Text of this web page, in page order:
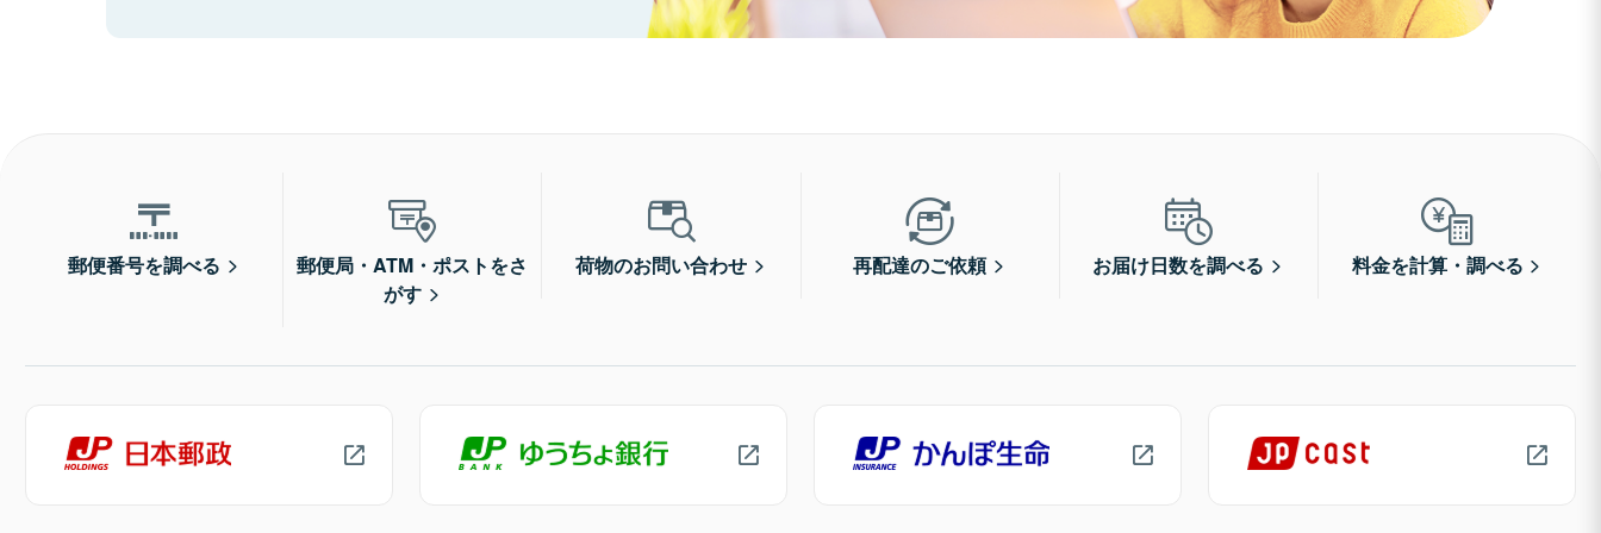
郵便番号を調べる
郵便局・ATM・ポストをさ
がす
荷物のお問い合わせ 再配達のご依頼 お届け日数を調べる 料金を計算・調べる